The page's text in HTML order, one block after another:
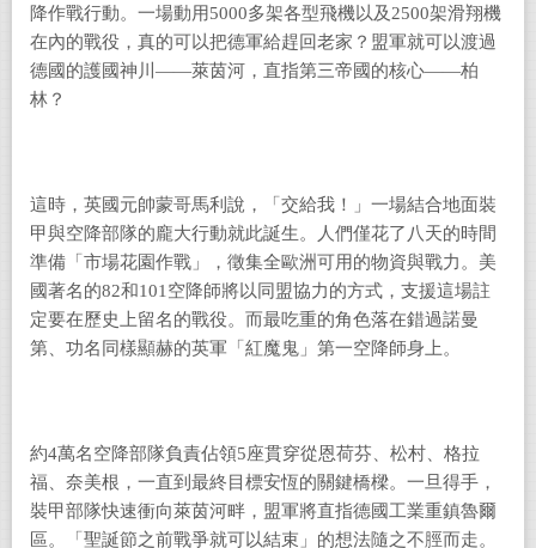
降作戰行動。一場動用5000多架各型飛機以及2500架滑翔機
在內的戰役，真的可以把德軍給趕回老家？盟軍就可以渡過
德國的護國神川――萊茵河，直指第三帝國的核心――柏
林？
這時，英國元帥蒙哥馬利說，「交給我！」一場結合地面裝
甲與空降部隊的龐大行動就此誕生。人們僅花了八天的時間
準備「市場花園作戰」，徵集全歐洲可用的物資與戰力。美
國著名的82和101 空降師將以同盟協力的方式，支援這場註
定要在歷史上留名的戰役。而最吃重的角色落在錯過諾曼
第、功名同樣顯赫的英軍「紅魔鬼」第一空降師身上。
約4萬名空降部隊負責佔領5座貫穿從恩荷芬、松村、格拉
福、奈美根，一直到最終目標安恆的關鍵橋樑。一旦得手，
裝甲部隊快速衝向萊茵河畔，盟軍將直指德國工業重鎮魯爾
區。「聖誕節之前戰爭就可以結束」的想法隨之不脛而走。